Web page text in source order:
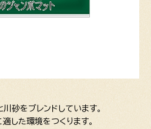
砂をブレンドしています。
した環境をつくります。